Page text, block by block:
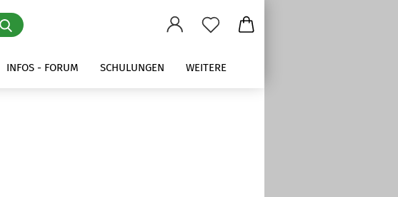
Suche...
INFOS - FORUM SCHULUNGEN WEITERE